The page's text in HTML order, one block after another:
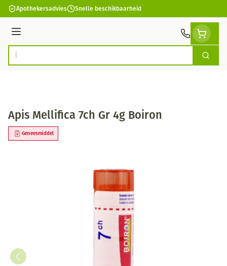
Ga naar de inhoud
Apothekersadvies Snelle beschikbaarheid
Menu
Product, merk, categorie... Zoek
Apis Mellifica 7ch Gr 4g Boiron
Geneesmiddel